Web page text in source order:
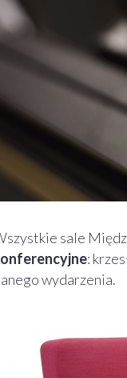
sale
:
wydarzenia.